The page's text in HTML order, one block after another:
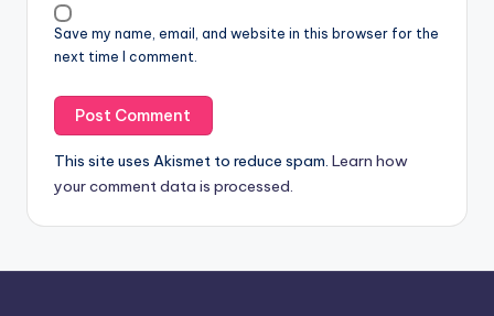
Save my name, email, and website in this browser for the
next time I comment.
This site uses Akismet to reduce spam. Learn how
your comment data is processed.